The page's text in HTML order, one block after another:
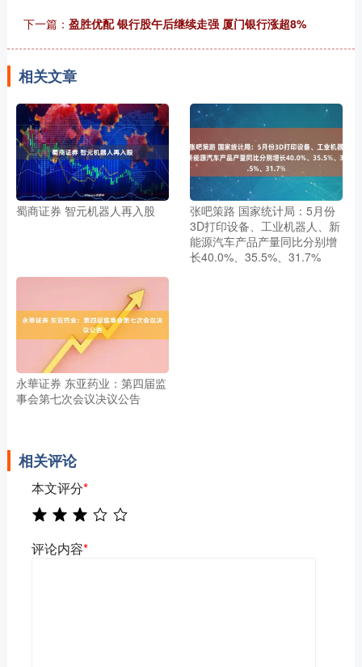
下一篇： 盈胜优配 银行股午后继续走强 厦门银行涨超8%
相关文章
蜀商证券 智元机器人再入股
张吧策路 国家统计局：5月份
3D打印设备、工业机器人、新
能源汽车产品产量同比分别增
长40.0%、35.5%、31.7%
永華证券 东亚药业：第四届监
事会第七次会议决议公告
相关评论
本文评分*
评论内容*